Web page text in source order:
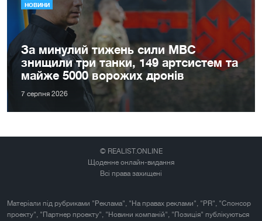
НОВИНИ
За минулий тижень сили МВС
знищили три танки, 149 артсистем та
майже 5000 ворожих дронів
7 серпня 2026
© REALIST.ONLINE
Щоденне онлайн-видання
Всі права захищені
Матеріали під рубриками "Реклама", "На правах реклами", "PR", "Спонсор
проекту", "Партнер проекту", "Новини компаній", "Позиція" публікуються